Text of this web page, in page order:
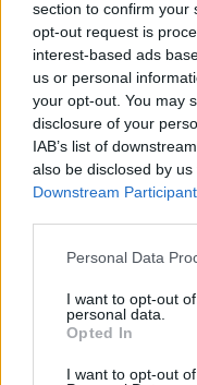
section to confirm your
opt-out request is
interest-based ads
us or personal
your opt-out. You may
disclosure of your
IAB’s list of
also be disclosed by
Downstream
Personal Data
I want to opt-out
personal data.
Opted In
I want to opt-out
mesi dalla sua
occasione del
lavoratori della
seppe
soprattutto,
giovani.
Appuntamento
Fagnano Olona.